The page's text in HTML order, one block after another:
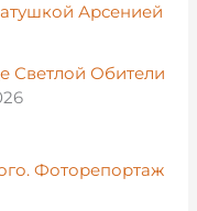
Арсенией
Светлой Обители
Фоторепортаж